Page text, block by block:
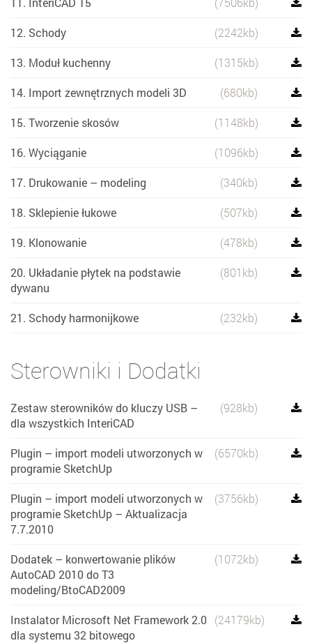
12. Schody (2242kb)
13. Moduł kuchenny (1315kb)
14. Import zewnętrznych modeli 3D (680kb)
15. Tworzenie skosów (1148kb)
16. Wyciąganie (1096kb)
17. Drukowanie – modeling (340kb)
18. Sklepienie łukowe (507kb)
19. Klonowanie (478kb)
20. Układanie płytek na podstawie
dywanu
(801kb)
21. Schody harmonijkowe (232kb)
Sterowniki i Dodatki
Zestaw sterowników do kluczy USB –
dla wszystkich InteriCAD
(928kb)
Plugin – import modeli utworzonych w
programie SketchUp
(6570kb)
Plugin – import modeli utworzonych w
programie SketchUp – Aktualizacja
7.7.2010
(3756kb)
Dodatek – konwertowanie plików
AutoCAD 2010 do T3
modeling/BtoCAD2009
(1072kb)
Instalator Microsoft Net Framework 2.0
dla systemu 32 bitowego
(24179kb)